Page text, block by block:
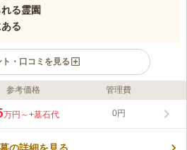
る霊園
る
ト・口コミを見る
望が魅力の霊園です。 墓域には囲いがな
参考価格 管理費
万円～+墓石代 0円